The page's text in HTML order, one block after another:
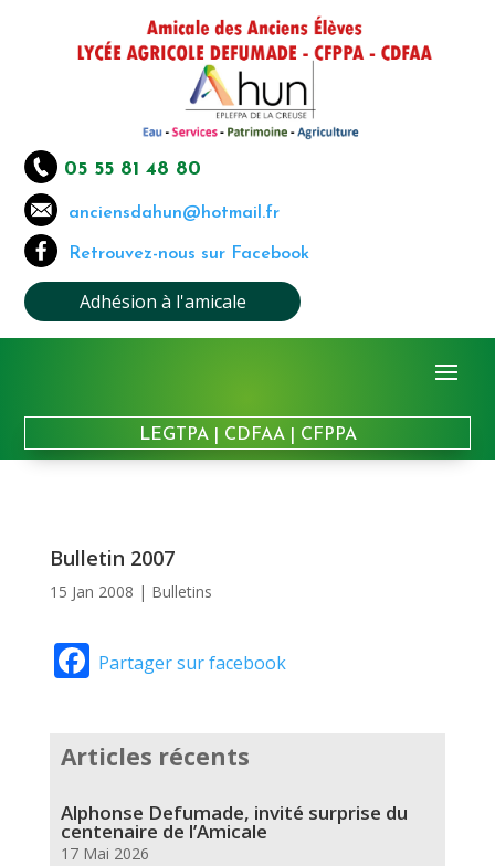
05 55 81 48 80
anciensdahun@hotmail.fr
Retrouvez-nous sur Facebook
Adhésion à l'amicale
LEGTPA| CDFAA| CFPPA
Bulletin 2007
15 Jan 2008 | Bulletins
Facebook
Partager sur facebook
Articles récents
Alphonse Defumade, invité surprise du
centenaire de l’Amicale
17 Mai 2026